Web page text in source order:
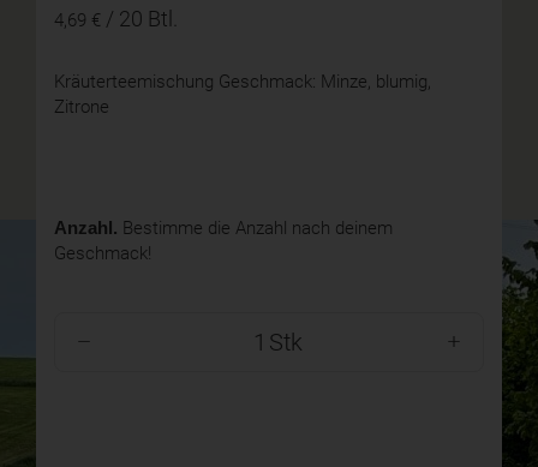
4,69 € / 20 Btl.
Kräuterteemischung Geschmack: Minze, blumig,
Zitrone
Anzahl. Bestimme die Anzahl nach deinem
Geschmack!
Stk